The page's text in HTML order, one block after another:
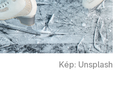
Kép: Unsplash